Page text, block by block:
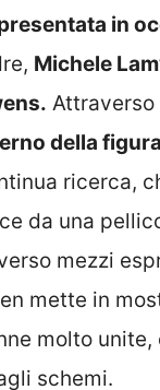
in
Michele
Attraverso
della
ricerca,
da una
mezzi
mette in
molto unite,
schemi.